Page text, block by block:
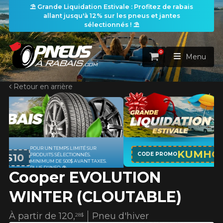
⛱️ Grande Liquidation Estivale : Profitez de rabais
allant jusqu'à 12% sur les pneus et jantes
sélectionnés ! ⛱️
ACCUEIL
PNEUS
RECHERCHE DE PNEUS VOIR TOUT
Rechercher par
Par dimensions Par véhicule
Recherche par dimensions
ROUES
RECHERCHE DE ROUES
ENSEMBLES
RECHERCHE D'ENSEMBLES
PROMOTIONS
Panier
0
Menu
Retour en arrière
Cooper EVOLUTION
WINTER (CLOUTABLE)
Pneu d'hiver
À partir de120,28$
CODE PROMOKUMHO12
APPLICABLE SUR TOUT ACHAT DE 4
PNEUS DE MARQUE KUMHO*PLUS
D'INFO